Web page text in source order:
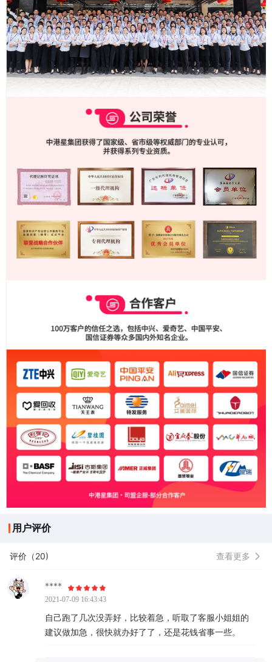
用户评价
评价（20) 查看更多
****
2021-07-09 16:43:43
自己跑了几次没弄好，比较着急，听取了客服小姐姐的
建议做加急，很快就办好了了，还是花钱省事一些。